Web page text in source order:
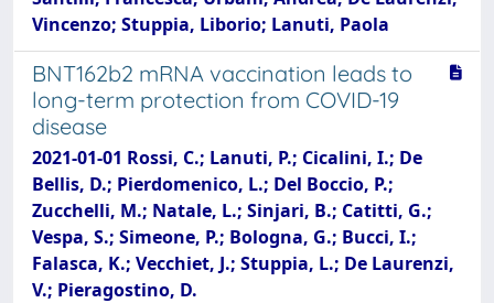
Vincenzo; Stuppia, Liborio; Lanuti, Paola
BNT162b2 mRNA vaccination leads to
long-term protection from COVID-19
disease
2021-01-01 Rossi, C.; Lanuti, P.; Cicalini, I.; De
Bellis, D.; Pierdomenico, L.; Del Boccio, P.;
Zucchelli, M.; Natale, L.; Sinjari, B.; Catitti, G.;
Vespa, S.; Simeone, P.; Bologna, G.; Bucci, I.;
Falasca, K.; Vecchiet, J.; Stuppia, L.; De Laurenzi,
V.; Pieragostino, D.